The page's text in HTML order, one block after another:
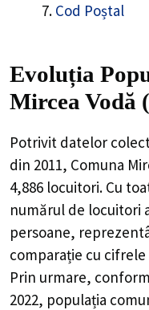
Cod Poștal
Evoluția
Mircea Vodă
Potrivit datelor
din 2011, Comuna
4,886 locuitori. Cu
numărul de locuitori
persoane,
comparație cu
Prin urmare,
2022, populația